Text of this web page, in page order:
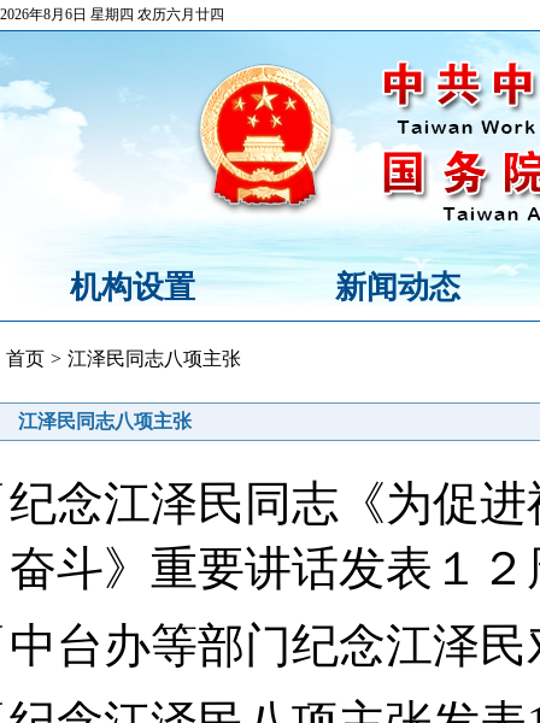
2026年8月6日 星期四 农历六月廿四
机构设置 新闻动态
首页 > 江泽民同志八项主张
江泽民同志八项主张
纪念江泽民同志《为促
奋斗》重要讲话发表１
中台办等部门纪念江泽